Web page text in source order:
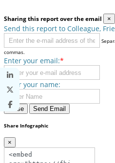
Sharing this report over the email ×
Send this report to Colleague,
commas.
Enter your email:*
Enter your name:
Close Send Email
Share Infographic
×